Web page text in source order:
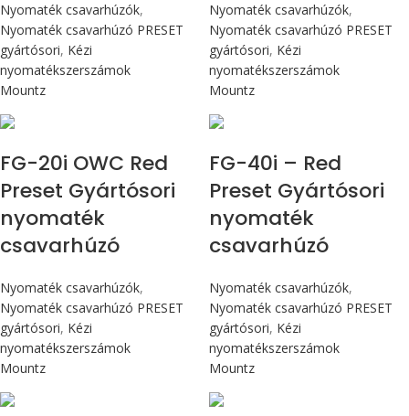
Nyomaték csavarhúzók,
Nyomaték csavarhúzó PRESET
gyártósori, Kézi
nyomatékszerszámok
Mountz
Nyomaték csavarhúzók,
Nyomaték csavarhúzó PRESET
gyártósori, Kézi
nyomatékszerszámok
Mountz
FG-20i OWC Red
Preset Gyártósori
nyomaték
csavarhúzó
Nyomaték csavarhúzók,
Nyomaték csavarhúzó PRESET
gyártósori, Kézi
nyomatékszerszámok
Mountz
FG-40i – Red
Preset Gyártósori
nyomaték
csavarhúzó
Nyomaték csavarhúzók,
Nyomaték csavarhúzó PRESET
gyártósori, Kézi
nyomatékszerszámok
Mountz